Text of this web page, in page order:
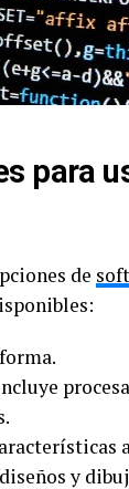
para
de
y